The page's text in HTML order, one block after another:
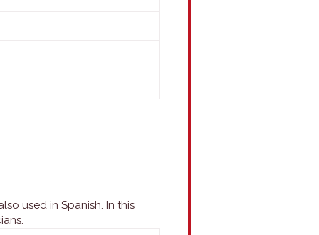
used in Spanish. In this